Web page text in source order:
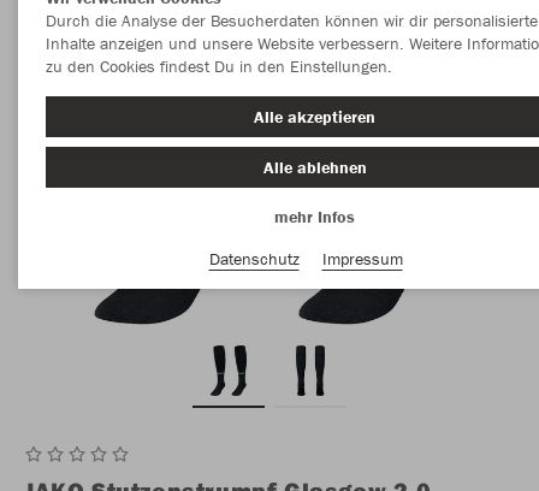
Durch die Analyse der Besucherdaten können wir dir personalisierte
Inhalte anzeigen und unsere Website verbessern. Weitere
zu den Cookies findest Du in den Einstellungen.
Alle akzeptieren
Alle ablehnen
mehr Infos
Datenschutz
Impressum